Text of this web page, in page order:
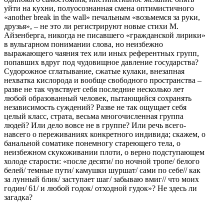
уйти на кухни, полуосознанная смена оптимистичного
«another break in the wall» печальным «возьмемся за руки,
друзья», – не это ли регистрируют новые стихи М.
Айзенберга, никогда не писавшего «гражданской лирики»
в вульгарном понимании слова, но неизбежно
выражающего чаяния тех или иных референтных групп,
попавших вдруг под чудовищное давление государства?
Судорожное сглатывание, сжатые кулаки, внезапная
нехватка кислорода и вообще свободного пространства –
разве не так чувствует себя последние несколько лет
любой образованный человек, пытающийся сохранять
независимость суждений? Разве не так ощущает себя
целый класс, страта, весьма многочисленная группа
людей? Или дело вовсе не в группе? Или речь всего-
навсего о переживаниях конкретного индивида; скажем, о
банальной соматике понемногу стареющего тела, о
неизбежном скукоживании плоти, о верно подступающем
холоде старости: «после десяти/ по ночной тропе/ белого
белей/ темные пути/ камушки шуршат/ сами по себе// как
за лунный блик/ заступает шаг/ забываю вмиг// что моих
годин/ 61/ и любой годок/ отходной гудок»? Не здесь ли
загадка?